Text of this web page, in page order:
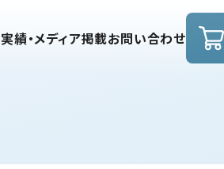
実績・メディア掲載お問い合わせ